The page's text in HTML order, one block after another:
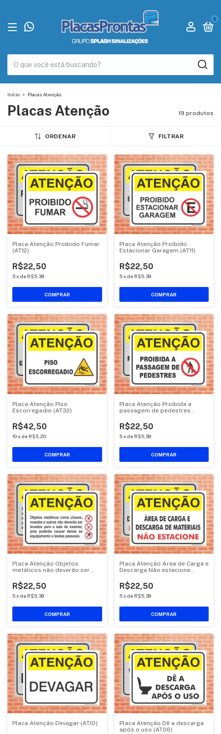
0
Início > Placas Atenção
Placas Atenção 19 produtos
ORDENAR FILTRAR
Placa Atenção Proibido Fumar
(AT12)
R$22,50
5x de R$5,39
COMPRAR
Placa Atenção Proibido
Estacionar Garagem (AT11)
R$22,50
5 x de R$5,39
COMPRAR
Placa Atenção Piso
Escorregadio (AT32)
R$42,50
10x de R$5,20
COMPRAR
Placa Atenção Proibida a
passagem de pedestres
R$22,50
5 x de R$5,39
COMPRAR
Placa Atenção Objetos
metálicos não deverão ser
R$22,50
5x de R$5,39
COMPRAR
Placa Atenção Área de Carga e
Descarga Não estacione
R$22,50
5 x de R$5,39
COMPRAR
Placa Atenção Devagar (AT10)
Placa Atenção Dê a descarga
após o uso (AT06)